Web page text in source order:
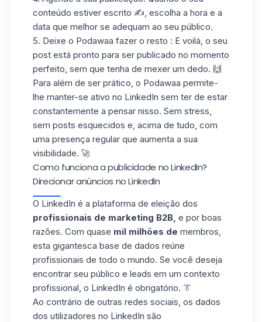
conteúdo estiver escrito ✍️, escolha a hora e a
data que melhor se adequam ao seu público.
5. Deixe o Podawaa fazer o resto : E voilá, o seu
post está pronto para ser publicado no momento
perfeito, sem que tenha de mexer um dedo. 🙌
Para além de ser prático, o Podawaa permite-
lhe manter-se ativo no LinkedIn sem ter de estar
constantemente a pensar nisso. Sem stress,
sem posts esquecidos e, acima de tudo, com
uma presença regular que aumenta a sua
visibilidade. 🚀
Como funciona a publicidade no LinkedIn?
Direcionar anúncios no LinkedIn
O LinkedIn é a plataforma de eleição dos
profissionais de marketing B2B, e por boas
razões. Com quase mil milhões de membros,
esta gigantesca base de dados reúne
profissionais de todo o mundo. Se você deseja
encontrar seu público e leads em um contexto
profissional, o LinkedIn é obrigatório. 👔
Ao contrário de outras redes sociais, os dados
dos utilizadores no LinkedIn são